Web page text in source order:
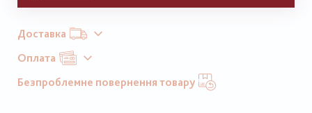
Доставка
Оплата
Безпроблемне повернення товару